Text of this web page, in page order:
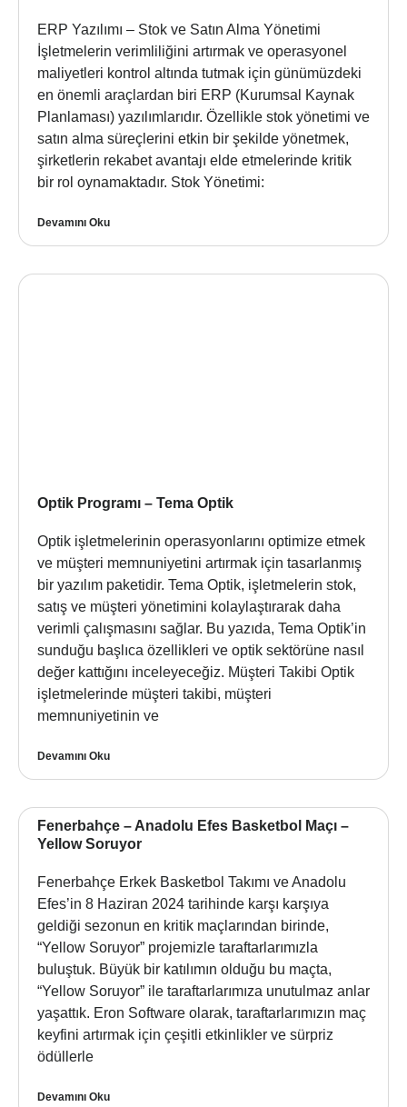
ERP Yazılımı – Stok ve Satın Alma Yönetimi
İşletmelerin verimliliğini artırmak ve operasyonel
maliyetleri kontrol altında tutmak için günümüzdeki
en önemli araçlardan biri ERP (Kurumsal Kaynak
Planlaması) yazılımlarıdır. Özellikle stok yönetimi ve
satın alma süreçlerini etkin bir şekilde yönetmek,
şirketlerin rekabet avantajı elde etmelerinde kritik
bir rol oynamaktadır. Stok Yönetimi:
Devamını Oku
Optik Programı – Tema Optik
Optik işletmelerinin operasyonlarını optimize etmek
ve müşteri memnuniyetini artırmak için tasarlanmış
bir yazılım paketidir. Tema Optik, işletmelerin stok,
satış ve müşteri yönetimini kolaylaştırarak daha
verimli çalışmasını sağlar. Bu yazıda, Tema Optik’in
sunduğu başlıca özellikleri ve optik sektörüne nasıl
değer kattığını inceleyeceğiz. Müşteri Takibi Optik
işletmelerinde müşteri takibi, müşteri
memnuniyetinin ve
Devamını Oku
Fenerbahçe – Anadolu Efes Basketbol Maçı –
Yellow Soruyor
Fenerbahçe Erkek Basketbol Takımı ve Anadolu
Efes’in 8 Haziran 2024 tarihinde karşı karşıya
geldiği sezonun en kritik maçlarından birinde,
“Yellow Soruyor” projemizle taraftarlarımızla
buluştuk. Büyük bir katılımın olduğu bu maçta,
“Yellow Soruyor” ile taraftarlarımıza unutulmaz anlar
yaşattık. Eron Software olarak, taraftarlarımızın maç
keyfini artırmak için çeşitli etkinlikler ve sürpriz
ödüllerle
Devamını Oku